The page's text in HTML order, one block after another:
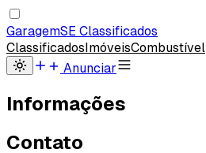
GaragemSE Classificados
ClassificadosImóveisCombustível
Anunciar
Informações
Contato